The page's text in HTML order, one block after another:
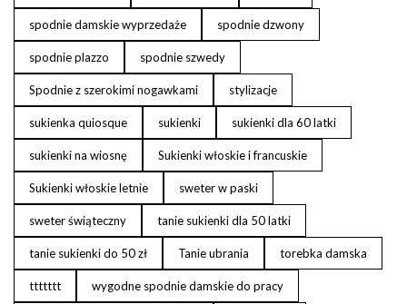
spodnie damskie wyprzedaże spodnie dzwony
spodnie plazzo spodnie szwedy
Spodnie z szerokimi nogawkami stylizacje
sukienka quiosque sukienki sukienki dla 60 latki
sukienki na wiosnę Sukienki włoskie i francuskie
Sukienki włoskie letnie sweter w paski
sweter świąteczny tanie sukienki dla 50 latki
tanie sukienki do 50 zł Tanie ubrania torebka damska
ttttttt wygodne spodnie damskie do pracy